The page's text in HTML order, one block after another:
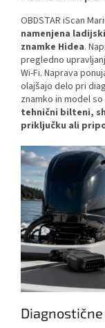
OBDSTAR iScan
namenjena
znamke Hidea.
pregledno
Wi-Fi. Naprava
olajšajo delo pri
znamko in model
tehnični bilteni,
priključku ali